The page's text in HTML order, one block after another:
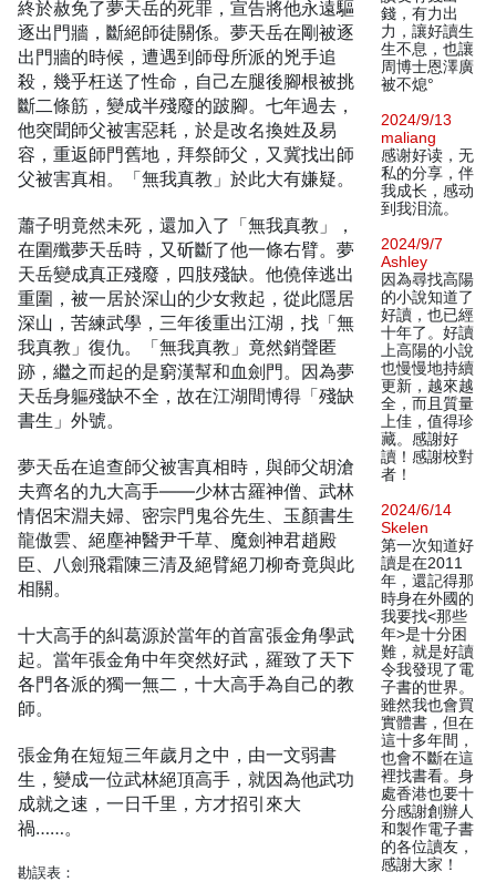
終於赦免了夢天岳的死罪，宣告將他永遠驅
逐出門牆，斷絕師徒關係。夢天岳在剛被逐
出門牆的時候，遭遇到師母所派的兇手追
殺，幾乎枉送了性命，自己左腿後腳根被挑
斷二條筋，變成半殘廢的跛腳。七年過去，
他突聞師父被害惡耗，於是改名換姓及易
容，重返師門舊地，拜祭師父，又冀找出師
父被害真相。「無我真教」於此大有嫌疑。
蕭子明竟然未死，還加入了「無我真教」，
在圍殲夢天岳時，又斫斷了他一條右臂。夢
天岳變成真正殘廢，四肢殘缺。他僥倖逃出
重圍，被一居於深山的少女救起，從此隱居
深山，苦練武學，三年後重出江湖，找「無
我真教」復仇。「無我真教」竟然銷聲匿
跡，繼之而起的是窮漢幫和血劍門。因為夢
天岳身軀殘缺不全，故在江湖間博得「殘缺
書生」外號。
夢天岳在追查師父被害真相時，與師父胡滄
夫齊名的九大高手——少林古羅神僧、武林
情侶宋淵夫婦、密宗門鬼谷先生、玉顏書生
龍傲雲、絕塵神醫尹千草、魔劍神君趙殿
臣、八劍飛霜陳三清及絕臂絕刀柳奇竟與此
相關。
十大高手的糾葛源於當年的首富張金角學武
起。當年張金角中年突然好武，羅致了天下
各門各派的獨一無二，十大高手為自己的教
師。
張金角在短短三年歲月之中，由一文弱書
生，變成一位武林絕頂高手，就因為他武功
成就之速，一日千里，方才招引來大
禍……。
勘誤表：
錢，有力出
力，讓好讀生
生不息，也讓
周博士恩澤廣
被不熄°
2024/9/13
maliang
感谢好读，无
私的分享，伴
我成长，感动
到我泪流。
2024/9/7
Ashley
因為尋找高陽
的小說知道了
好讀，也已經
十年了。好讀
上高陽的小說
也慢慢地持續
更新，越來越
全，而且質量
上佳，值得珍
藏。感謝好
讀！感謝校對
者！
2024/6/14
Skelen
第一次知道好
讀是在2011
年，還記得那
時身在外國的
我要找<那些
年>是十分困
難，就是好讀
令我發現了電
子書的世界。
雖然我也會買
實體書，但在
這十多年間，
也會不斷在這
裡找書看。身
處香港也要十
分感謝創辦人
和製作電子書
的各位讀友，
感謝大家！